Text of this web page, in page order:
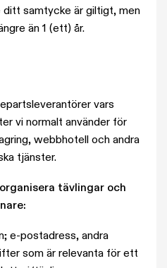
ditt samtycke är giltigt, men
än 1 (ett) år.
vars
vi normalt använder för
webbhotell och andra
tjänster.
tävlingar och
e-postadress, andra
som är relevanta för ett